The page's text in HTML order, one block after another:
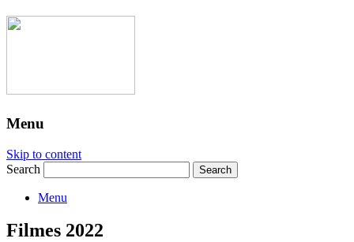
Menu
Skip to content
Search
Menu
Filmes 2022